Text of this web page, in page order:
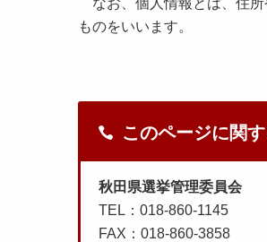
なお、個人情報とは、住所
ものをいいます。
このページに関
秋田県選挙管理委員会
TEL：018-860-1145
FAX：018-860-3858